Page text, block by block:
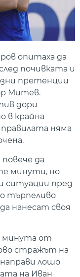
опитаха да
почивката и
претенции
Митев.
дори
в крайна
няма
да
минути, но
ситуации пред
търпеливо
нанесат своя
минута от
стражът на
лошо
на Иван